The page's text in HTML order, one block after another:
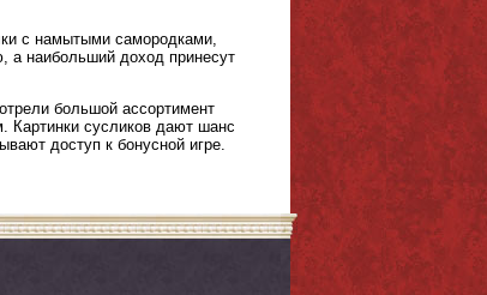
с намытыми самородками,
а наибольший доход принесут
большой ассортимент
Картинки сусликов дают шанс
доступ к бонусной игре.